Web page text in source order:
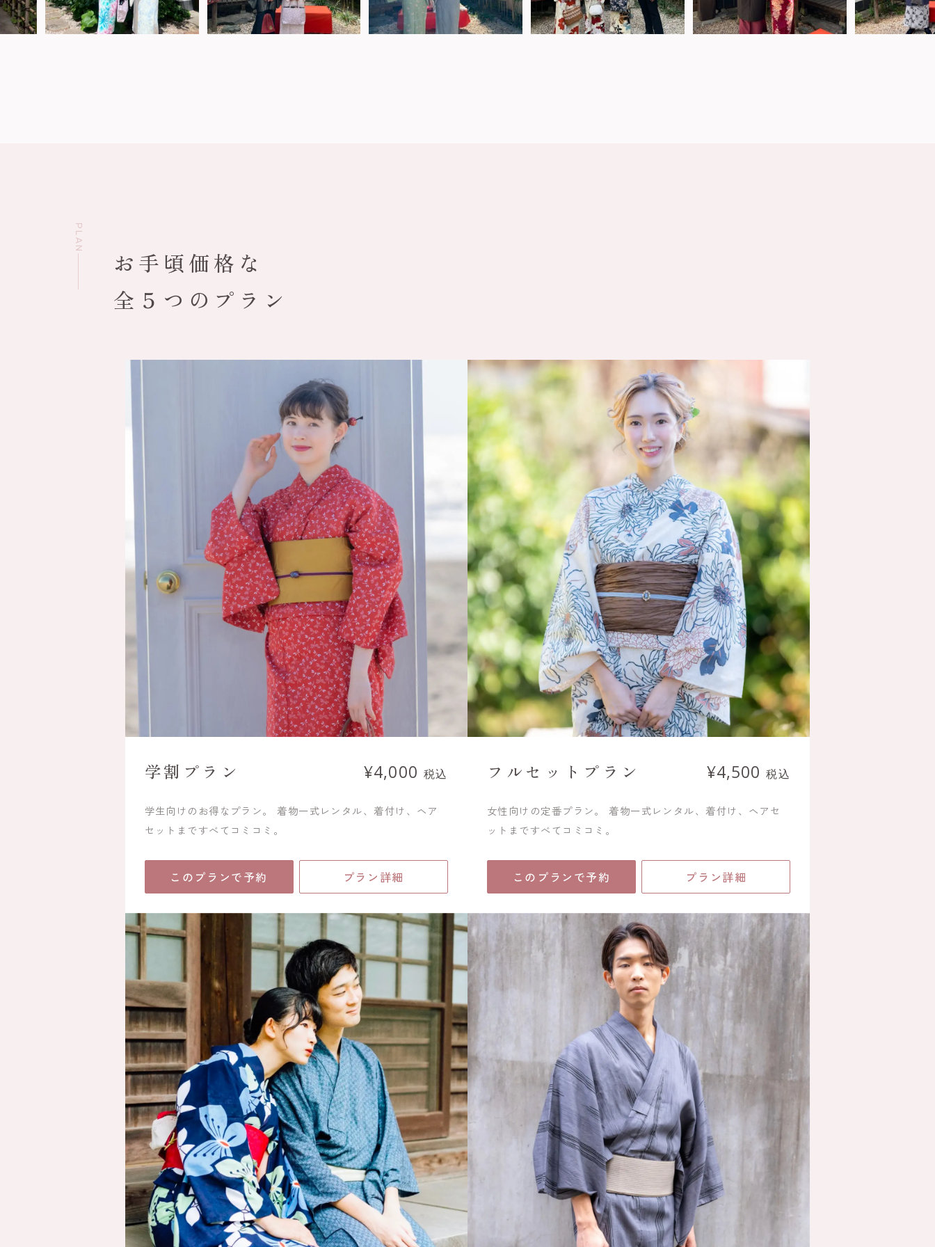
PLAN
お手頃価格な
全５つのプラン
学割プラン ¥4,000 税込
学生向けのお得なプラン。 着物一式レンタル、着付け、ヘア
セットまですべてコミコミ。
このプランで予約 プラン詳細
フルセットプラン ¥4,500 税込
女性向けの定番プラン。 着物一式レンタル、着付け、ヘアセ
ットまですべてコミコミ。
このプランで予約 プラン詳細